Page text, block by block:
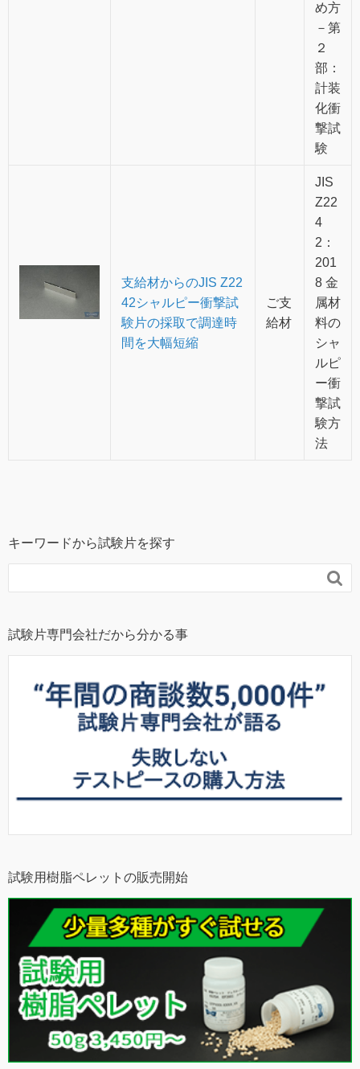
め方
－第
２
部：
計装
化衝
撃試
験
支給材からのJIS Z22
42シャルピー衝撃試
験片の採取で調達時
間を大幅短縮
ご支
給材
JIS
Z22
4
2：
201
8 金
属材
料の
シャ
ルピ
ー衝
撃試
験方
法
キーワードから試験片を探す

試験片専門会社だから分かる事
試験用樹脂ペレットの販売開始